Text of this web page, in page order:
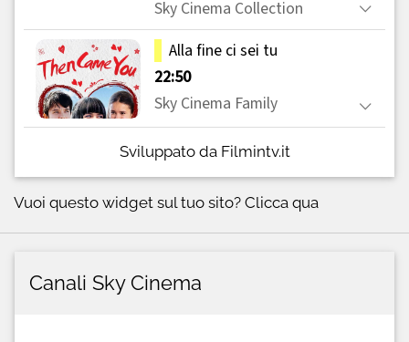
Sviluppato da Filmintv.it
Vuoi questo widget sul tuo sito? Clicca qua
Canali Sky Cinema